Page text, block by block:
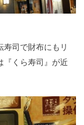
寿司で財布にもリ
『くら寿司』が近